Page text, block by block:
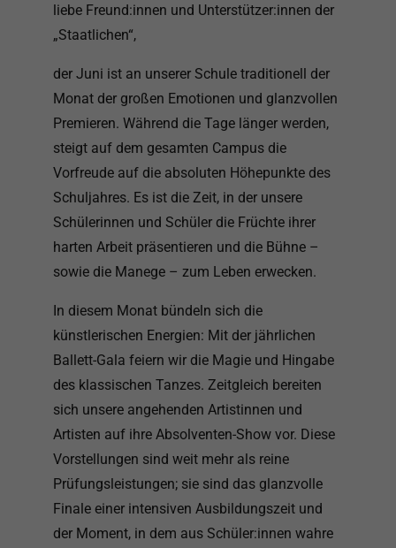
liebe Freund:innen und Unterstützer:innen der
„Staatlichen“,
der Juni ist an unserer Schule traditionell der
Monat der großen Emotionen und glanzvollen
Premieren. Während die Tage länger werden,
steigt auf dem gesamten Campus die
Vorfreude auf die absoluten Höhepunkte des
Schuljahres. Es ist die Zeit, in der unsere
Schülerinnen und Schüler die Früchte ihrer
harten Arbeit präsentieren und die Bühne –
sowie die Manege – zum Leben erwecken.
In diesem Monat bündeln sich die
künstlerischen Energien: Mit der jährlichen
Ballett-Gala feiern wir die Magie und Hingabe
des klassischen Tanzes. Zeitgleich bereiten
sich unsere angehenden Artistinnen und
Artisten auf ihre Absolventen-Show vor. Diese
Vorstellungen sind weit mehr als reine
Prüfungsleistungen; sie sind das glanzvolle
Finale einer intensiven Ausbildungszeit und
der Moment, in dem aus Schüler:innen wahre